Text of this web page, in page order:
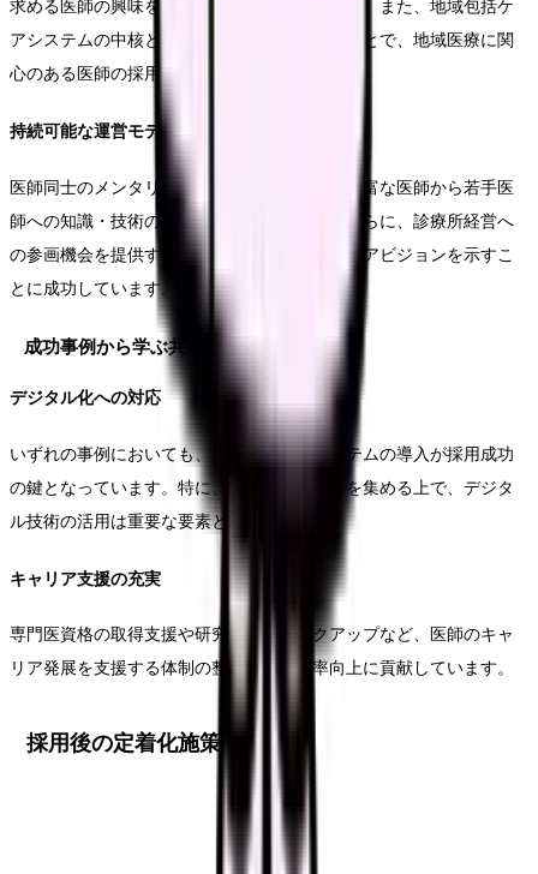
求める医師の興味を引くことに成功しています。また、地域包括ケ
アシステムの中核としての役割を明確に示すことで、地域医療に関
心のある医師の採用につなげています。
持続可能な運営モデル
医師同士のメンタリング制度を確立し、経験豊富な医師から若手医
師への知識・技術の伝承を促進しています。さらに、診療所経営へ
の参画機会を提供することで、長期的なキャリアビジョンを示すこ
とに成功しています。
成功事例から学ぶ共通要素
デジタル化への対応
いずれの事例においても、効率的な診療システムの導入が採用成功
の鍵となっています。特に、若手医師の関心を集める上で、デジタ
ル技術の活用は重要な要素となっています。
キャリア支援の充実
専門医資格の取得支援や研究活動のバックアップなど、医師のキャ
リア発展を支援する体制の整備が、定着率向上に貢献しています。
採用後の定着化施策